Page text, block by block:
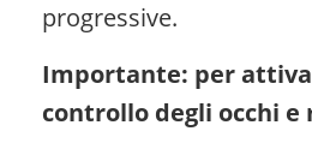
progressive.
Importante: per
controllo degli occhi